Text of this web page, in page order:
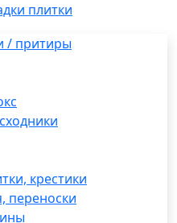
плитки
/ притиры
крестики
переноски